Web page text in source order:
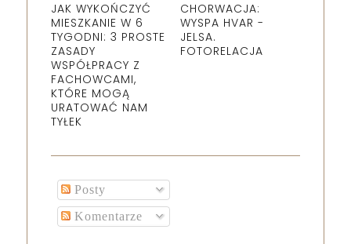
JAK WYKOŃCZYĆ
MIESZKANIE W 6
TYGODNI: 3 PROSTE
ZASADY
WSPÓŁPRACY Z
FACHOWCAMI,
KTÓRE MOGĄ
URATOWAĆ NAM
TYŁEK
CHORWACJA:
WYSPA HVAR -
JELSA.
FOTORELACJA
Posty
Komentarze